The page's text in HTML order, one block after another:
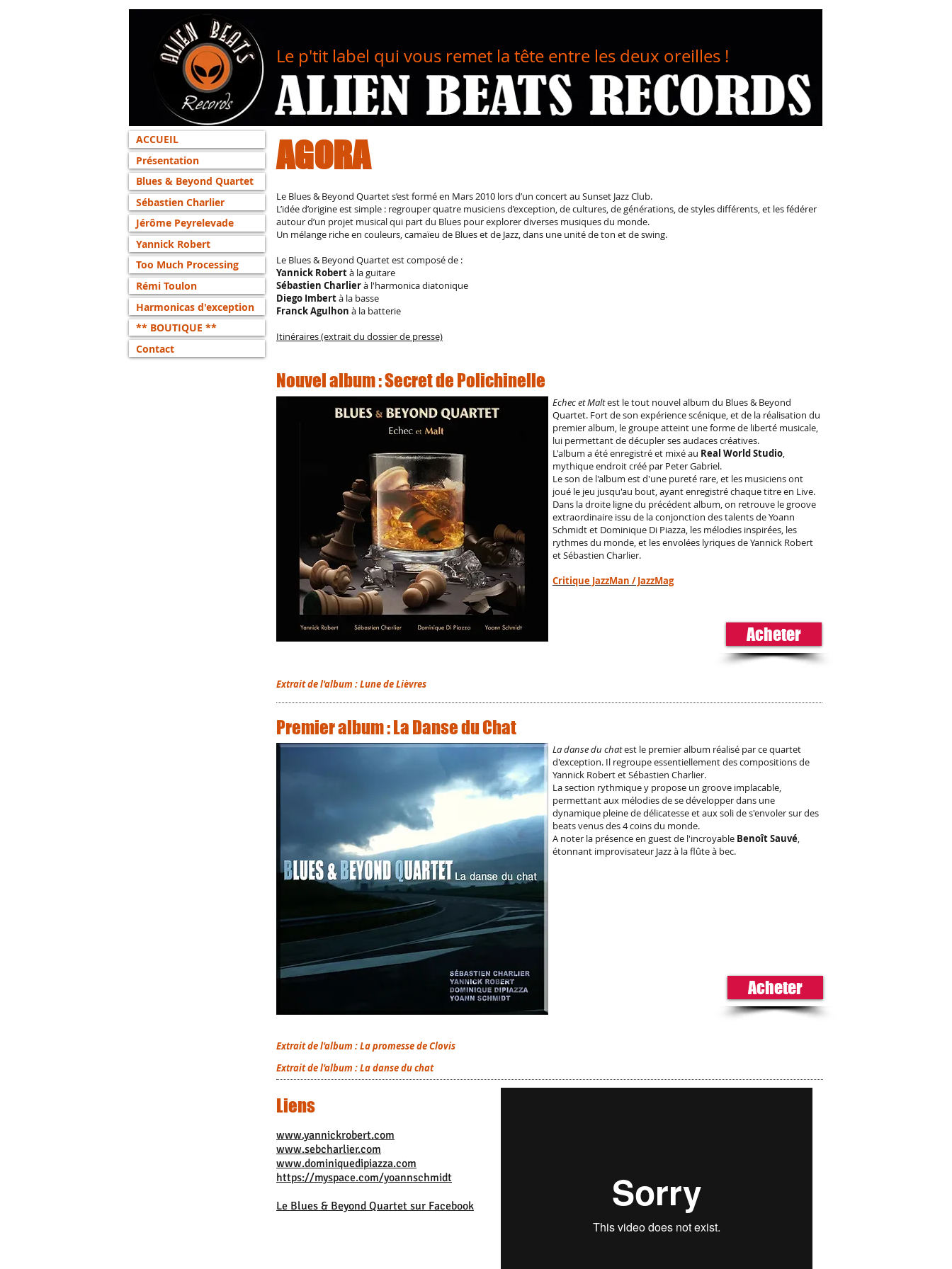
Le p'tit label qui vous remet la tête entre les deux oreilles !
AGORA
Le Blues & Beyond Quartet s’est formé en Mars 2010 lors d’un concert au Sunset Jazz Club.
L’idée d’origine est simple : regrouper quatre musiciens d’exception, de cultures, de générations, de styles différents, et les fédérer
autour d’un projet musical qui part du Blues pour explorer diverses musiques du monde.
Un mélange riche en couleurs, camaïeu de Blues et de Jazz, dans une unité de ton et de swing.
Le Blues & Beyond Quartet est composé de :
Yannick Robertà la guitare
Sébastien Charlierà l'harmonica diatonique
Diego Imbertà la basse
Franck Agulhon à la batterie
Itinéraires (extrait du dossier de presse)
Nouvel album : Secret de Polichinelle
Echec et Maltest le tout nouvel album du Blues & Beyond
Quartet. Fort de son expérience scénique, et de la réalisation du
premier album, le groupe atteint une forme de liberté musicale,
lui permettant de décupler ses audaces créatives.
L'album a été enregistré et mixé au Real World Studio,
mythique endroit créé par Peter Gabriel.
Le son de l'album est d'une pureté rare, et les musiciens ont
joué le jeu jusqu'au bout, ayant enregistré chaque titre en Live.
Dans la droite ligne du précédent album, on retrouve le groove
extraordinaire issu de la conjonction des talents de Yoann
Schmidt et Dominique Di Piazza, les mélodies inspirées, les
rythmes du monde, et les envolées lyriques de Yannick Robert
et Sébastien Charlier.
Critique JazzMan / JazzMag
Acheter
Extrait de l'album : Lune de Lièvres
Premier album : La Danse du Chat
La danse du chatest le premier album réalisé par ce quartet
d'exception. Il regroupe essentiellement des compositions de
Yannick Robert et Sébastien Charlier.
La section rythmique y propose un groove implacable,
permettant aux mélodies de se développer dans une
dynamique pleine de délicatesse et aux soli de s'envoler sur des
beats venus des 4 coins du monde.
A noter la présence en guest de l'incroyable Benoît Sauvé,
étonnant improvisateur Jazz à la flûte à bec.
Acheter
Extrait de l'album : La promesse de Clovis
Extrait de l'album : La danse du chat
Liens
www.yannickrobert.com
www.sebcharlier.com
www.dominiquedipiazza.com
https://myspace.com/yoannschmidt
Le Blues & Beyond Quartet sur Facebook
ACCUEIL
Présentation
Blues & Beyond Quartet
Sébastien Charlier
Jérôme Peyrelevade
Yannick Robert
Too Much Processing
Rémi Toulon
Harmonicas d'exception
** BOUTIQUE **
Contact